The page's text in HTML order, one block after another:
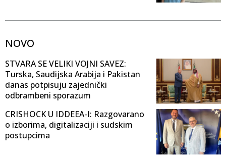
NOVO
STVARA SE VELIKI VOJNI SAVEZ:
Turska, Saudijska Arabija i Pakistan
danas potpisuju zajednički
odbrambeni sporazum
CRISHOCK U IDDEEA-I: Razgovarano
o izborima, digitalizaciji i sudskim
postupcima